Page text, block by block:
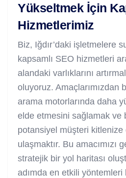
Yükseltmek İçin
Hizmetlerimiz
Biz, Iğdır’daki işletmelere
kapsamlı SEO hizmetleri
alandaki varlıklarını
oluyoruz. Amaçlarımızdan
arama motorlarında daha
elde etmesini sağlamak ve
potansiyel müşteri
ulaşmaktır. Bu amacımızı
stratejik bir yol haritası
adımda en etkili yöntemleri